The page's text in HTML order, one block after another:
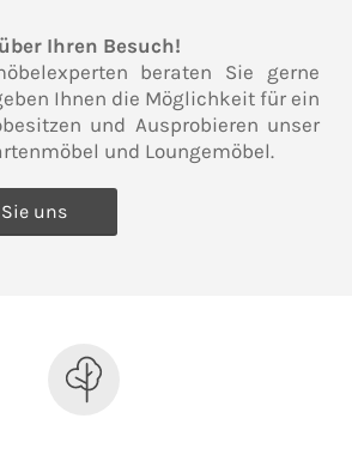
Ihren Besuch!
beraten Sie gerne
Ihnen die Möglichkeit für ein
und Ausprobieren unser
und Loungemöbel.
uns